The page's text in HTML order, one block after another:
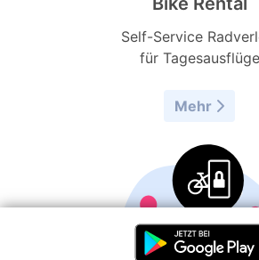
Self-Service
für Tagesausflüge
Mehr